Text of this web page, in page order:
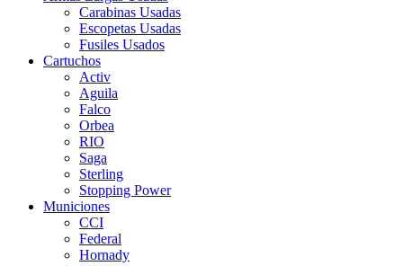
Carabinas Usadas
Escopetas Usadas
Fusiles Usados
Cartuchos
Activ
Aguila
Falco
Orbea
RIO
Saga
Sterling
Stopping Power
Municiones
CCI
Federal
Hornady